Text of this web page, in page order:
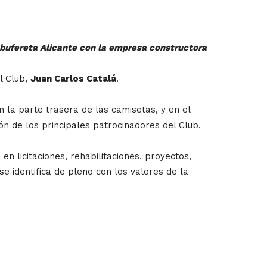
Alicante con la empresa constructora
Club, Juan Carlos Catalá.
la parte trasera de las camisetas, y en el
de los principales patrocinadores del Club.
licitaciones, rehabilitaciones, proyectos,
identifica de pleno con los valores de la